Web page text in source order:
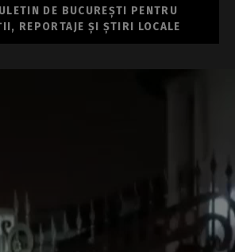
DE BUCUREȘTI PENTRU
REPORTAJE ȘI ȘTIRI LOCALE